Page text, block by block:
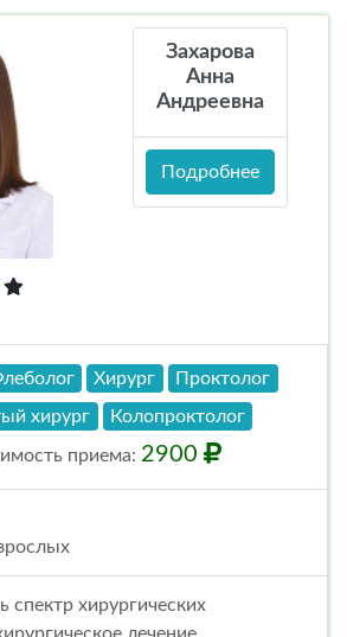
Захарова
Анна
Андреевна
Подробнее
Хирург
Проктолог
хирург
Колопроктолог
приема: 2900
спектр хирургических